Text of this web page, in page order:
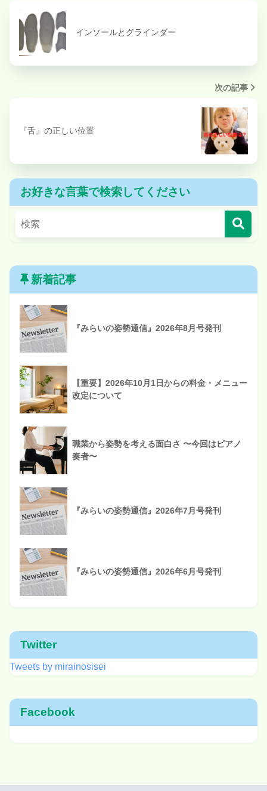
インソールとグラインダー
次の記事
『舌』の正しい位置
お好きな言葉で検索してください
新着記事
『みらいの姿勢通信』2026年8月号発刊
【重要】2026年10月1日からの料金・メニュー
改定について
職業から姿勢を考える面白さ 〜今回はピアノ
奏者〜
『みらいの姿勢通信』2026年7月号発刊
『みらいの姿勢通信』2026年6月号発刊
Twitter
Tweets by mirainosisei
Facebook